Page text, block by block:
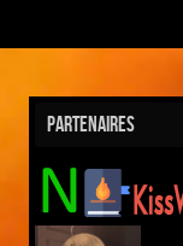
Partenaires